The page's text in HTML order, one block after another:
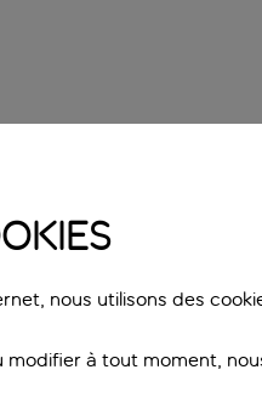
nous utilisons des
à tout moment,